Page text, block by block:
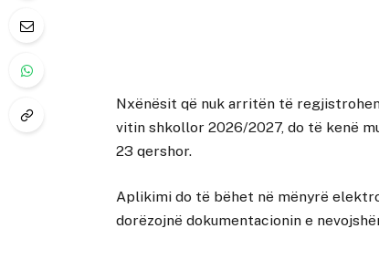
Nxënësit që nuk arritën të
vitin shkollor 2026/2027, do të kenë
23 qershor.
Aplikimi do të bëhet në mënyrë
dorëzojnë dokumentacionin e